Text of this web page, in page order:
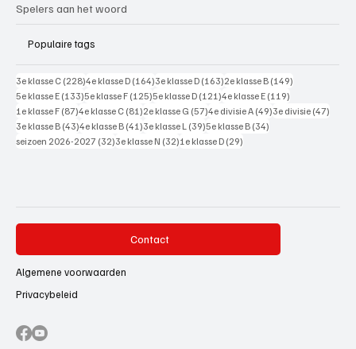
Spelers aan het woord
Populaire tags
3e klasse C (228)228 posts
4e klasse D (164)164 posts
3e klasse D (163)163 posts
2e klasse B (149)
5e klasse E (133)133 posts
5e klasse F (125)125 posts
5e klasse D (121)121 posts
4e klasse E (119)
1e klasse F (87)87 posts
4e klasse C (81)81 posts
2e klasse G (57)57 posts
4e divisie A (49)49 posts
3e divisie (47)
3e klasse B (43)43 posts
4e klasse B (41)41 posts
3e klasse L (39)39 posts
5e klasse B (34)
seizoen 2026-2027 (32)32 posts
3e klasse N (32)32 posts
1e klasse D (29)
Contact
Algemene voorwaarden
Privacybeleid